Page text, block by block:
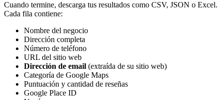
Cuando termine, descarga tus resultados como CSV, JSON o Excel.
Cada fila contiene:
Nombre del negocio
Dirección completa
Número de teléfono
URL del sitio web
Dirección de email (extraída de su sitio web)
Categoría de Google Maps
Puntuación y cantidad de reseñas
Google Place ID